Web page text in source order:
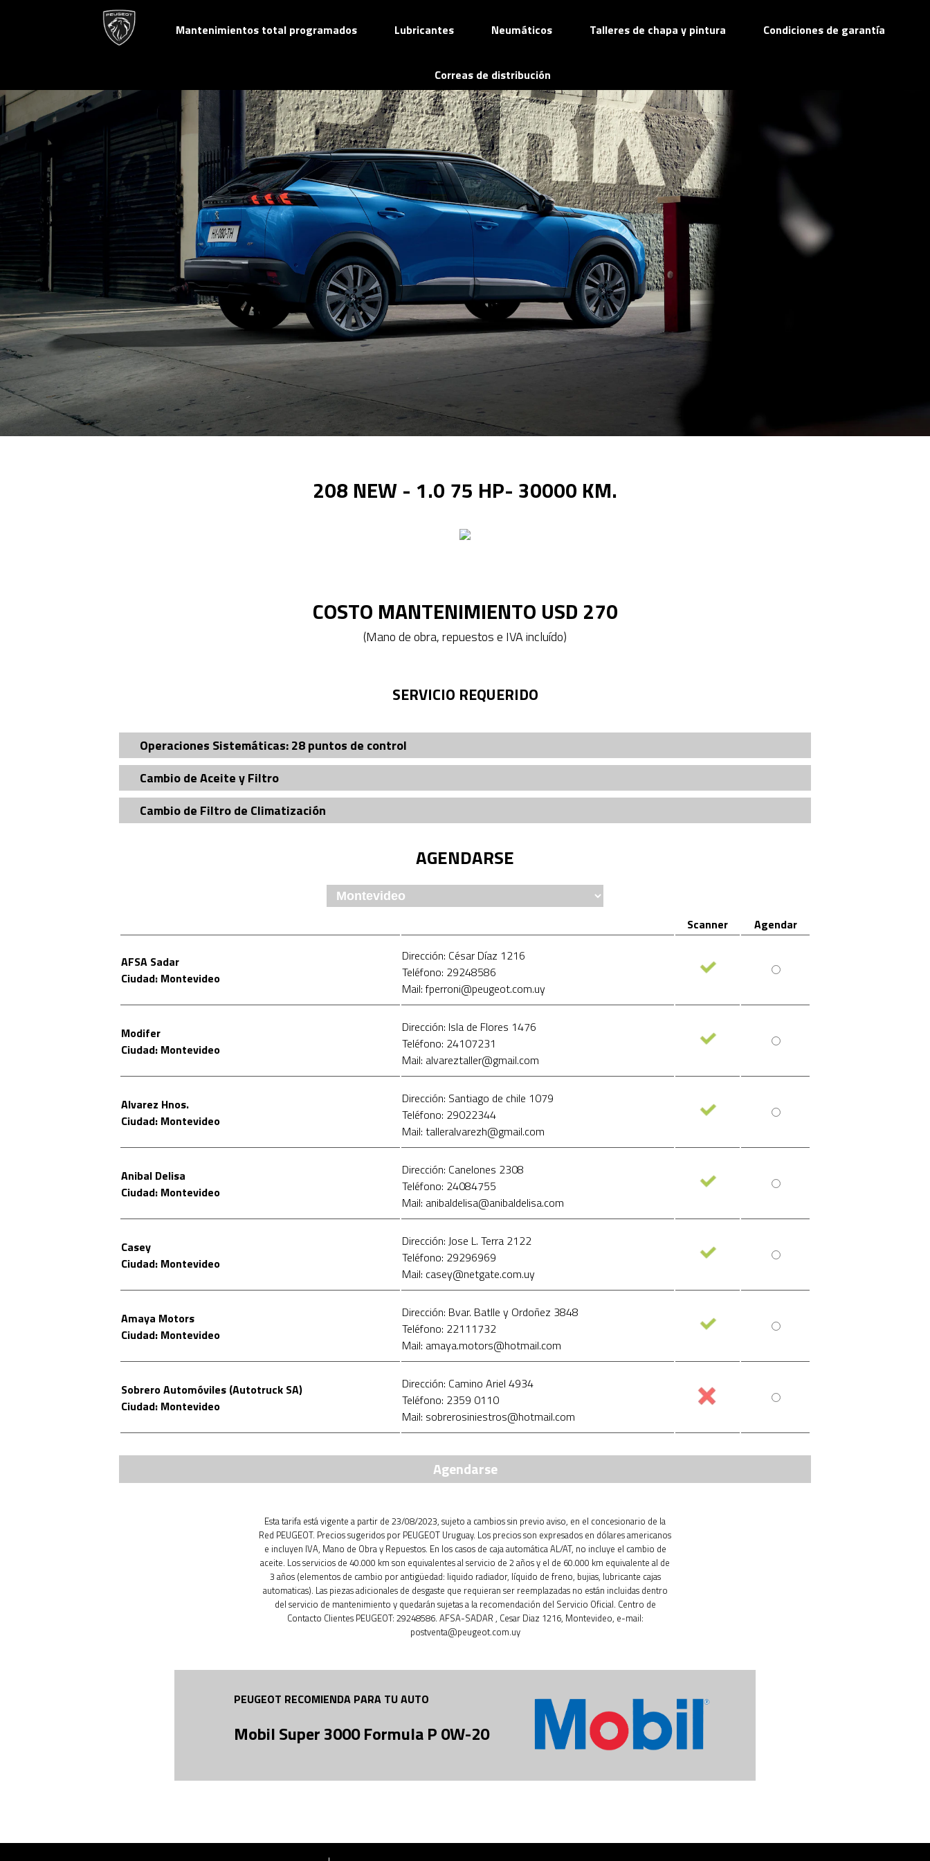
Mantenimientos total programados Lubricantes Neumáticos Talleres de chapa y pintura Condiciones de garantía
Correas de distribución
208 NEW - 1.0 75 HP- 30000 KM.
COSTO MANTENIMIENTO USD 270
(Mano de obra, repuestos e IVA incluído)
SERVICIO REQUERIDO
Operaciones Sistemáticas: 28 puntos de control
Cambio de Aceite y Filtro
Cambio de Filtro de Climatización
AGENDARSE
Scanner Agendar
AFSA Sadar
Ciudad: Montevideo
Dirección: César Díaz 1216
Teléfono: 29248586
Mail: fperroni@peugeot.com.uy
Modifer
Ciudad: Montevideo
Dirección: Isla de Flores 1476
Teléfono: 24107231
Mail: alvareztaller@gmail.com
Alvarez Hnos.
Ciudad: Montevideo
Dirección: Santiago de chile 1079
Teléfono: 29022344
Mail: talleralvarezh@gmail.com
Anibal Delisa
Ciudad: Montevideo
Dirección: Canelones 2308
Teléfono: 24084755
Mail: anibaldelisa@anibaldelisa.com
Casey
Ciudad: Montevideo
Dirección: Jose L. Terra 2122
Teléfono: 29296969
Mail: casey@netgate.com.uy
Amaya Motors
Ciudad: Montevideo
Dirección: Bvar. Batlle y Ordoñez 3848
Teléfono: 22111732
Mail: amaya.motors@hotmail.com
Sobrero Automóviles (Autotruck SA)
Ciudad: Montevideo
Dirección: Camino Ariel 4934
Teléfono: 2359 0110
Mail: sobrerosiniestros@hotmail.com
Agendarse
Esta tarifa está vigente a partir de 23/08/2023, sujeto a cambios sin previo aviso, en el concesionario de la
Red PEUGEOT. Precios sugeridos por PEUGEOT Uruguay. Los precios son expresados en dólares americanos
e incluyen IVA, Mano de Obra y Repuestos. En los casos de caja automática AL/AT, no incluye el cambio de
aceite. Los servicios de 40.000 km son equivalentes al servicio de 2 años y el de 60.000 km equivalente al de
3 años (elementos de cambio por antigüedad: liquido radiador, líquido de freno, bujias, lubricante cajas
automaticas). Las piezas adicionales de desgaste que requieran ser reemplazadas no están incluidas dentro
del servicio de mantenimiento y quedarán sujetas a la recomendación del Servicio Oficial. Centro de
Contacto Clientes PEUGEOT: 29248586. AFSA-SADAR , Cesar Diaz 1216, Montevideo, e-mail:
postventa@peugeot.com.uy
PEUGEOT RECOMIENDA PARA TU AUTO
Mobil Super 3000 Formula P 0W-20